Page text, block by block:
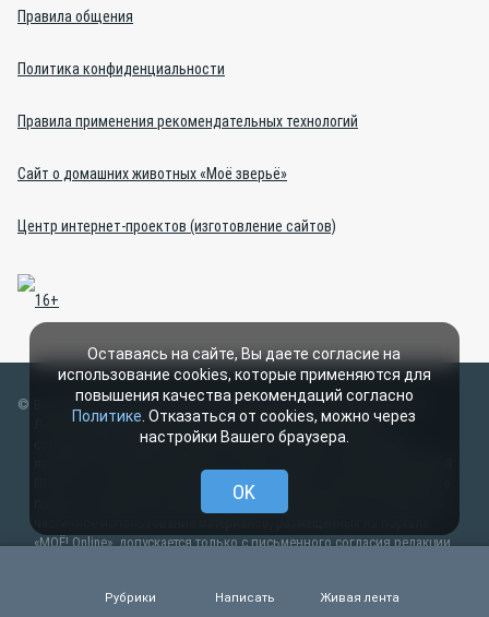
Правила общения
Политика конфиденциальности
Правила применения рекомендательных технологий
Сайт о домашних животных «Моё зверьё»
Центр интернет-проектов (изготовление сайтов)
Все права защищены ООО ИД «СВОБОДНАЯ ПРЕССА» 2007–2024
Любые материалы, размещенные на портале «МОЁ! Online»
сотрудниками редакции, нештатными авторами и читателями,
ПРЕССА» на указанные материалы охраняются законодательством о
правах на результаты интеллектуальной деятельности. Полное или
«МОЁ! Online», допускается только с письменного согласия редакции
можно задать по адресу
web@kpv.ru. В рубрике «От первого лица»
Рубрики Написать Живая лента
Оставаясь на сайте, Вы даете согласие на
использование cookies, которые применяются для
повышения качества рекомендаций согласно
Политике . Отказаться от cookies, можно через
настройки Вашего браузера.
OK